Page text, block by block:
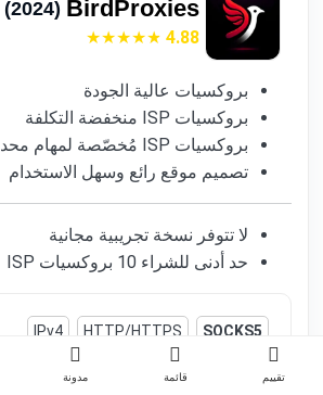
BirdProxies
(2024)
4.88
بروكسيات عالية الجودة
بروكسيات ISP منخفضة التكلفة
بروكسيات ISP مُخصّصة لمهام محددة
تصميم موقع رائع وسهل الاستخدام
لا تتوفر نسخة تجريبية مجانية
حد أدنى للشراء 10 بروكسيات ISP
SOCKS5
HTTP/HTTPS
IPv4
بروكسيات الجوال بروكسيات سكنية تقييم قائمة مدونة